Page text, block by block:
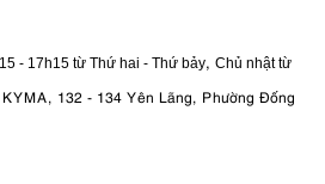
- 17h15 từ Thứ hai - Thứ bảy, Chủ nhật từ
KYMA, 132 - 134 Yên Lãng, Phường Đống